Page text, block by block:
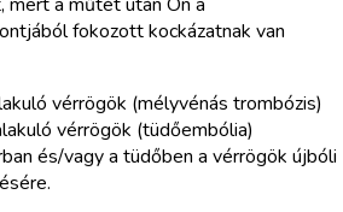
fokozott kockázatnak van
vérrögök (mélyvénás trombózis)
vérrögök (tüdőembólia)
és/vagy a tüdőben a vérrögök újbóli